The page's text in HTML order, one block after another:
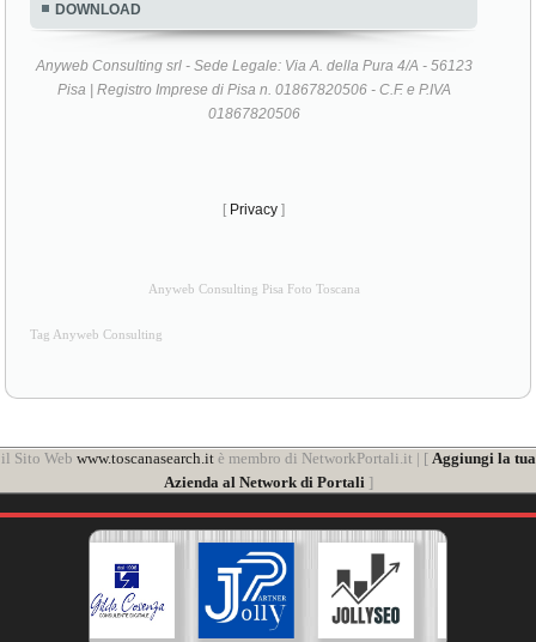
DOWNLOAD
Anyweb Consulting srl - Sede Legale: Via A. della Pura 4/A - 56123
Pisa | Registro Imprese di Pisa n. 01867820506 - C.F. e P.IVA
01867820506
[ Privacy ]
Anyweb Consulting Pisa Foto Toscana
Tag Anyweb Consulting
il Sito Web www.toscanasearch.itè membro di NetworkPortali.it | [ Aggiungi la tua
Azienda al Network di Portali]